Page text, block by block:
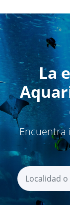
La
Encuentra